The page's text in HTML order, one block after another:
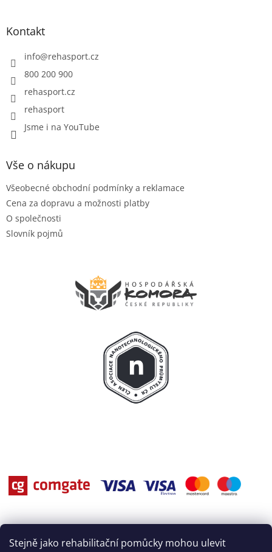
Stejně jako rehabilitační pomůcky mohou ulevit
Kontakt
info@rehasport.cz
800 200 900
rehasport.cz
rehasport
Jsme i na YouTube
Vše o nákupu
Všeobecné obchodní podmínky a reklamace
Cena za dopravu a možnosti platby
O společnosti
Slovník pojmů